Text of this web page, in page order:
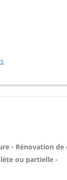
- Rénovation
ou partielle -